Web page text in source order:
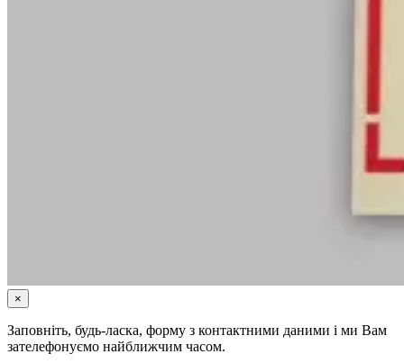
×
Заповніть, будь-ласка, форму з контактними даними і ми Вам
зателефонуємо найближчим часом.